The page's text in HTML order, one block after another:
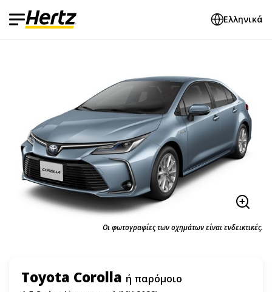
Ελληνικά
Οι φωτογραφίες των οχημάτων είναι ενδεικτικές.
Toyota Corolla ή παρόμοιο